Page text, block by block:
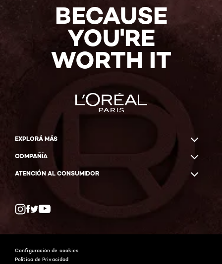
BECAUSE
YOU'RE
WORTH IT
EXPLORÁ MÁS
COMPAÑÍA
ATENCIÓN AL CONSUMIDOR
Configuración de cookies
Política de Privacidad